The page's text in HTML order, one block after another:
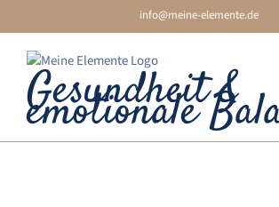
to
content
info@meine-elemente.de
Gesundheit &
emotionale